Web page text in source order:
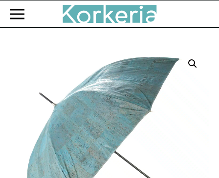
Zum Hauptinhalt springen